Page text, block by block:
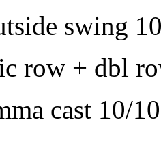
swing
row + dbl
cast 10/10